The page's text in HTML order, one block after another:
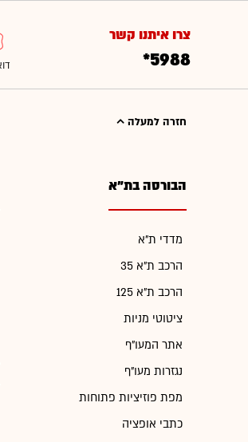
צרו איתנו קשר
*5988
חזרה למעלה
הבורסה בת"א
מדדי ת"א
הרכב ת"א 35
הרכב ת"א 125
ציטוטי מניות
אתר המעו"ף
נגזרות מעו"ף
מפת פוזיציות פתוחות
כתבי אופציה